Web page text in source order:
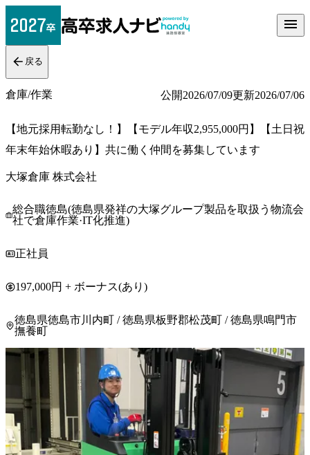
戻る
倉庫/作業 公開2026/07/09更新2026/07/06
【地元採用転勤なし！】【モデル年収2,955,000円】【土日祝
年末年始休暇あり】共に働く仲間を募集しています
大塚倉庫 株式会社
総合職徳島(徳島県発祥の大塚グループ製品を取扱う物流会
社で倉庫作業·IT化推進)
正社員
197,000円 + ボーナス(あり)
徳島県徳島市川内町 / 徳島県板野郡松茂町 / 徳島県鳴門市
撫養町